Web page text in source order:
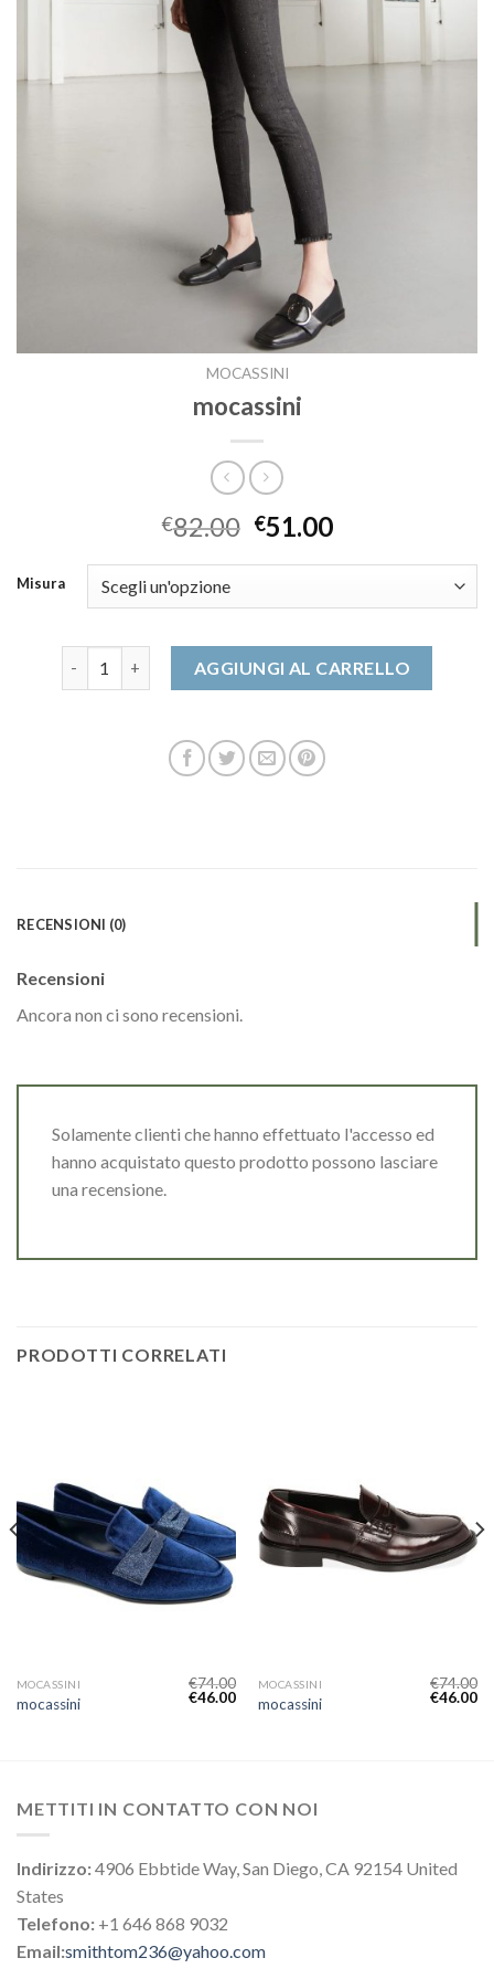
MOCASSINI
mocassini
€82.00 €51.00
Misura
AGGIUNGI AL CARRELLO
RECENSIONI (0)
Recensioni
Ancora non ci sono recensioni.
Solamente clienti che hanno effettuato l'accesso ed
hanno acquistato questo prodotto possono lasciare
una recensione.
PRODOTTI CORRELATI
MOCASSINI
mocassini
€74.00
€46.00
MOCASSINI
mocassini
€74.00
€46.00
METTITI IN CONTATTO CON NOI
Indirizzo:4906 Ebbtide Way, San Diego, CA 92154 United
States
Telefono: +1 646 868 9032
Email:smithtom236@yahoo.com